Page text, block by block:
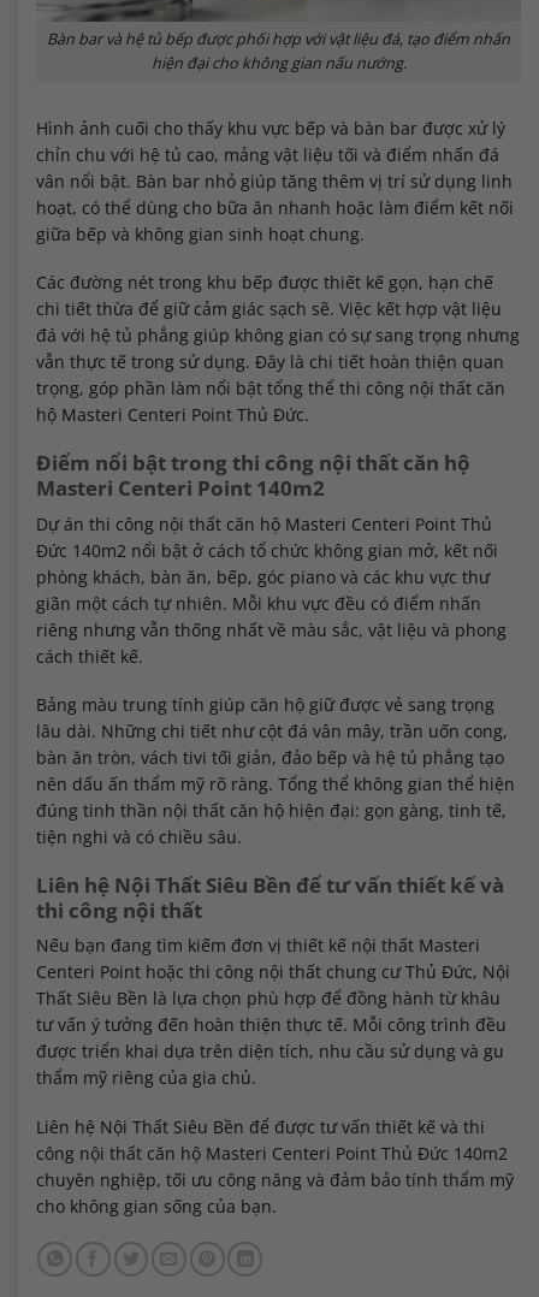
Bàn bar và hệ tủ bếp được phối hợp với vật liệu đá, tạo điểm nhấn
hiện đại cho không gian nấu nướng.
Hình ảnh cuối cho thấy khu vực bếp và bàn bar được xử lý
chỉn chu với hệ tủ cao, mảng vật liệu tối và điểm nhấn đá
vân nổi bật. Bàn bar nhỏ giúp tăng thêm vị trí sử dụng linh
hoạt, có thể dùng cho bữa ăn nhanh hoặc làm điểm kết nối
giữa bếp và không gian sinh hoạt chung.
Các đường nét trong khu bếp được thiết kế gọn, hạn chế
chi tiết thừa để giữ cảm giác sạch sẽ. Việc kết hợp vật liệu
đá với hệ tủ phẳng giúp không gian có sự sang trọng nhưng
vẫn thực tế trong sử dụng. Đây là chi tiết hoàn thiện quan
trọng, góp phần làm nổi bật tổng thể thi công nội thất căn
hộ Masteri Centeri Point Thủ Đức.
Điểm nổi bật trong thi công nội thất căn hộ
Masteri Centeri Point 140m2
Dự án thi công nội thất căn hộ Masteri Centeri Point Thủ
Đức 140m2 nổi bật ở cách tổ chức không gian mở, kết nối
phòng khách, bàn ăn, bếp, góc piano và các khu vực thư
giãn một cách tự nhiên. Mỗi khu vực đều có điểm nhấn
riêng nhưng vẫn thống nhất về màu sắc, vật liệu và phong
cách thiết kế.
Bảng màu trung tính giúp căn hộ giữ được vẻ sang trọng
lâu dài. Những chi tiết như cột đá vân mây, trần uốn cong,
bàn ăn tròn, vách tivi tối giản, đảo bếp và hệ tủ phẳng tạo
nên dấu ấn thẩm mỹ rõ ràng. Tổng thể không gian thể hiện
đúng tinh thần nội thất căn hộ hiện đại: gọn gàng, tinh tế,
tiện nghi và có chiều sâu.
Liên hệ Nội Thất Siêu Bền để tư vấn thiết kế và
thi công nội thất
Nếu bạn đang tìm kiếm đơn vị thiết kế nội thất Masteri
Centeri Point hoặc thi công nội thất chung cư Thủ Đức, Nội
Thất Siêu Bền là lựa chọn phù hợp để đồng hành từ khâu
tư vấn ý tưởng đến hoàn thiện thực tế. Mỗi công trình đều
được triển khai dựa trên diện tích, nhu cầu sử dụng và gu
thẩm mỹ riêng của gia chủ.
Liên hệ Nội Thất Siêu Bền để được tư vấn thiết kế và thi
công nội thất căn hộ Masteri Centeri Point Thủ Đức 140m2
chuyên nghiệp, tối ưu công năng và đảm bảo tính thẩm mỹ
cho không gian sống của bạn.